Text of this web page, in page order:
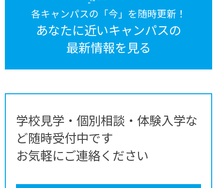
各キャンパスの「今」を随時更新！
あなたに近いキャンパスの
最新情報を見る
学校見学・個別相談・体験入学な
ど随時受付中です
お気軽にご連絡ください